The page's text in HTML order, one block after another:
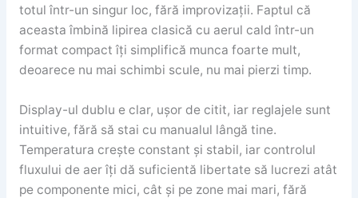
totul într-un singur loc, fără improvizații. Faptul că
aceasta îmbină lipirea clasică cu aerul cald într-un
format compact îți simplifică munca foarte mult,
deoarece nu mai schimbi scule, nu mai pierzi timp.
Display-ul dublu e clar, ușor de citit, iar reglajele sunt
intuitive, fără să stai cu manualul lângă tine.
Temperatura crește constant și stabil, iar controlul
fluxului de aer îți dă suficientă libertate să lucrezi atât
pe componente mici, cât și pe zone mai mari, fără